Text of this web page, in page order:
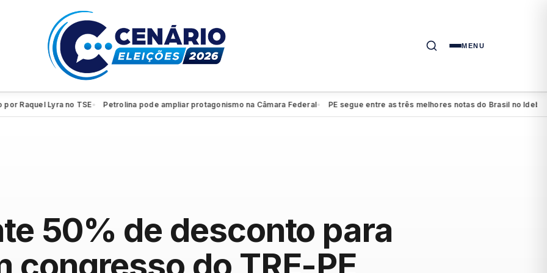
MENU
Lyra no TSE● Petrolina pode ampliar protagonismo na Câmara Federal● PE segue entre as três melhores notas do Brasil no Ideb do
50% de desconto para